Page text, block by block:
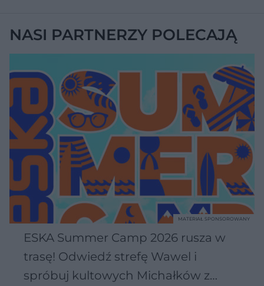
NASI PARTNERZY POLECAJĄ
ESKA Summer Camp 2026 rusza w
trasę! Odwiedź strefę Wawel i
spróbuj kultowych Michałków z
MATERIAŁ SPONSOROWANY